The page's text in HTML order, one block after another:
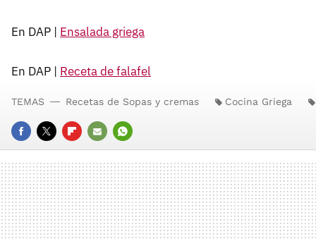
En DAP | Ensalada griega
En DAP | Receta de falafel
FACEBOOK
TWITTERFLIPBOARD
E-
MAIL
WHATSAPP
TEMAS Recetas de Sopas y cremas Cocina Griega